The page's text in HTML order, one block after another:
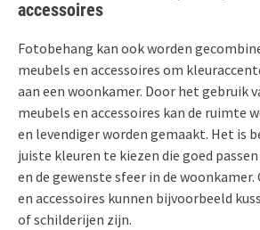
accessoires
Fotobehang kan ook worden
meubels en accessoires om
aan een woonkamer. Door het gebruik
meubels en accessoires kan de ruimte
en levendiger worden gemaakt. Het is
juiste kleuren te kiezen die goed
en de gewenste sfeer in de woonkamer.
en accessoires kunnen bijvoorbeeld
of schilderijen zijn.